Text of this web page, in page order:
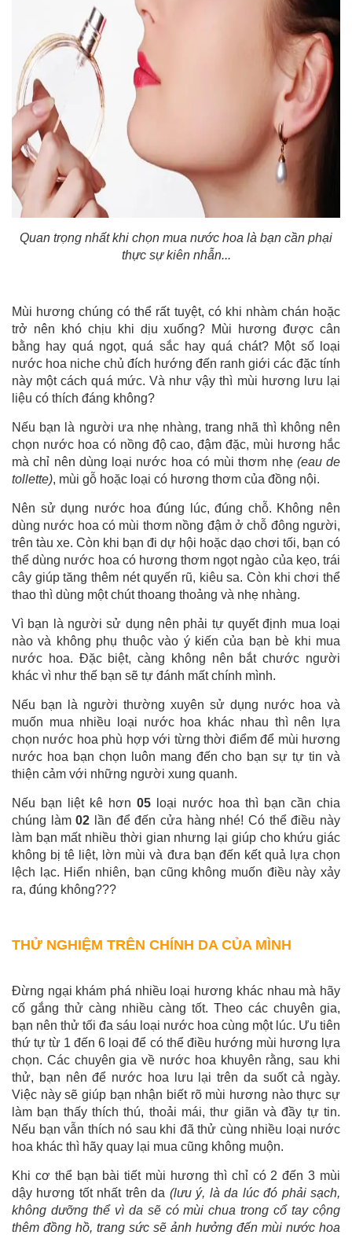
Quan trọng nhất khi chọn mua nước hoa là bạn cần phại
thực sự kiên nhẫn...
Mùi hương chúng có thể rất tuyệt, có khi nhàm chán hoặc
trở nên khó chịu khi dịu xuống? Mùi hương được cân
bằng hay quá ngọt, quá sắc hay quá chát? Một số loại
nước hoa niche chủ đích hướng đến ranh giới các đặc tính
này một cách quá mức. Và như vậy thì mùi hương lưu lại
liệu có thích đáng không?
Nếu bạn là người ưa nhẹ nhàng, trang nhã thì không nên
chọn nước hoa có nồng độ cao, đậm đặc, mùi hương hắc
mà chỉ nên dùng loại nước hoa có mùi thơm nhẹ (eau de
tollette), mùi gỗ hoặc loại có hương thơm của đồng nội.
Nên sử dụng nước hoa đúng lúc, đúng chỗ. Không nên
dùng nước hoa có mùi thơm nồng đậm ở chỗ đông người,
trên tàu xe. Còn khi bạn đi dự hội hoặc dạo chơi tối, bạn có
thể dùng nước hoa có hương thơm ngọt ngào của kẹo, trái
cây giúp tăng thêm nét quyến rũ, kiêu sa. Còn khi chơi thể
thao thì dùng một chút thoang thoảng và nhẹ nhàng.
Vì bạn là người sử dụng nên phải tự quyết định mua loại
nào và không phụ thuộc vào ý kiến của bạn bè khi mua
nước hoa. Đặc biệt, càng không nên bắt chước người
khác vì như thế bạn sẽ tự đánh mất chính mình.
Nếu bạn là người thường xuyên sử dụng nước hoa và
muốn mua nhiều loại nước hoa khác nhau thì nên lựa
chọn nước hoa phù hợp với từng thời điểm để mùi hương
nước hoa bạn chọn luôn mang đến cho bạn sự tự tin và
thiện cảm với những người xung quanh.
Nếu bạn liệt kê hơn 05 loại nước hoa thì bạn cần chia
chúng làm02 lần để đến cửa hàng nhé! Có thể điều này
làm bạn mất nhiều thời gian nhưng lại giúp cho khứu giác
không bị tê liệt, lờn mùi và đưa bạn đến kết quả lựa chọn
lệch lạc. Hiển nhiên, bạn cũng không muốn điều này xảy
ra, đúng không???
THỬ NGHIỆM TRÊN CHÍNH DA CỦA MÌNH
Đừng ngại khám phá nhiều loại hương khác nhau mà hãy
cố gắng thử càng nhiều càng tốt. Theo các chuyên gia,
bạn nên thử tối đa sáu loại nước hoa cùng một lúc. Ưu tiên
thứ tự từ 1 đến 6 loại để có thể điều hướng mùi hương lựa
chọn. Các chuyên gia về nước hoa khuyên rằng, sau khi
thử, bạn nên để nước hoa lưu lại trên da suốt cả ngày.
Việc này sẽ giúp bạn nhận biết rõ mùi hương nào thực sự
làm bạn thấy thích thú, thoải mái, thư giãn và đầy tự tin.
Nếu bạn vẫn thích nó sau khi đã thử cùng nhiều loại nước
hoa khác thì hãy quay lại mua cũng không muộn.
Khi cơ thể bạn bài tiết mùi hương thì chỉ có 2 đến 3 mùi
dậy hương tốt nhất trên da (lưu ý, là da lúc đó phải sạch,
không dưỡng thể vì da sẽ có mùi chua trong cổ tay cộng
thêm đồng hồ, trang sức sẽ ảnh hưởng đến mùi nước hoa